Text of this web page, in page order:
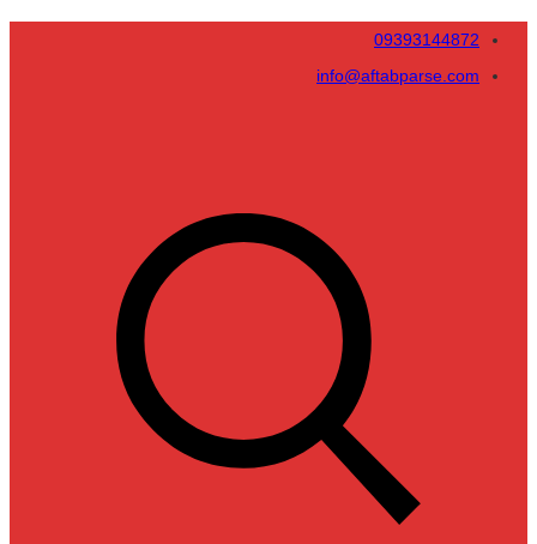
09393144872
info@aftabparse.com